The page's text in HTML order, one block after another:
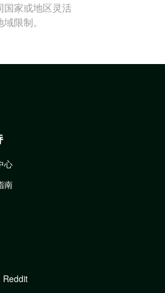
国家或地区灵活
限制。
心
南
Reddit